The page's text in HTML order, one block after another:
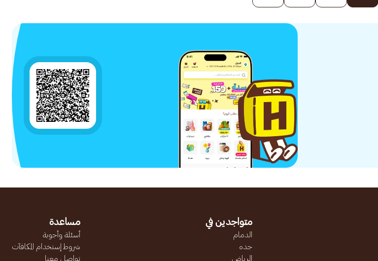
متواجدين في
الدمام
جده
الرياض
مساعدة
أسئلة وأجوبة
شروط إستخدام المكافآت
تواصل معنا